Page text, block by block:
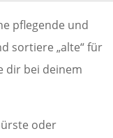
pflegende und
sortiere „alte“ für
dir bei deinem
oder